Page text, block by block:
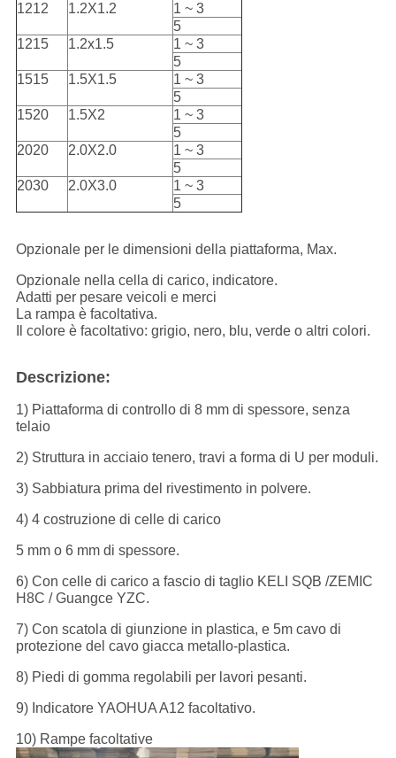
1212
1.2X1.2
1 ~ 3
5
1215
1.2x1.5
1 ~ 3
5
1515
1.5X1.5
1 ~ 3
5
1520
1.5X2
1 ~ 3
5
2020
2.0X2.0
1 ~ 3
5
2030
2.0X3.0
1 ~ 3
5
Opzionale per le dimensioni della piattaforma, Max.
Opzionale nella cella di carico, indicatore.
Adatti per pesare veicoli e merci
La rampa è facoltativa.
Il colore è facoltativo: grigio, nero, blu, verde o altri colori.
Descrizione:
1) Piattaforma di controllo di 8 mm di spessore, senza
telaio
2) Struttura in acciaio tenero, travi a forma di U per moduli.
3) Sabbiatura prima del rivestimento in polvere.
4) 4 costruzione di celle di carico
5 mm o 6 mm di spessore.
6) Con celle di carico a fascio di taglio KELI SQB /ZEMIC
H8C / Guangce YZC.
7) Con scatola di giunzione in plastica, e 5m cavo di
protezione del cavo giacca metallo-plastica.
8) Piedi di gomma regolabili per lavori pesanti.
9) Indicatore YAOHUA A12 facoltativo.
10) Rampe facoltative